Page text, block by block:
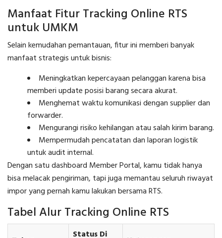
Manfaat Fitur Tracking Online RTS
untuk UMKM
Selain kemudahan pemantauan, fitur ini memberi banyak
manfaat strategis untuk bisnis:
Meningkatkan kepercayaan pelanggan karena bisa
memberi update posisi barang secara akurat.
Menghemat waktu komunikasi dengan supplier dan
forwarder.
Mengurangi risiko kehilangan atau salah kirim barang.
Mempermudah pencatatan dan laporan logistik
untuk audit internal.
Dengan satu dashboard Member Portal, kamu tidak hanya
bisa melacak pengiriman, tapi juga memantau seluruh riwayat
impor yang pernah kamu lakukan bersama RTS.
Tabel Alur Tracking Online RTS
Status Di